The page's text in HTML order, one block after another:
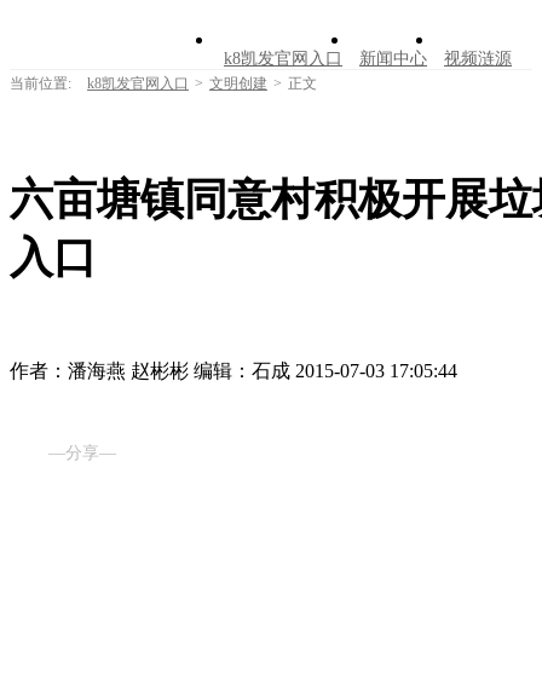
k8凯发官网入口 新闻中心 视频涟源
走进涟源
当前位置: k8凯发官网入口 > 文明创建 > 正文
六亩塘镇同意村积极开展
入口
作者：潘海燕 赵彬彬 编辑：石成 2015-07-03 17:05:44
—分享—